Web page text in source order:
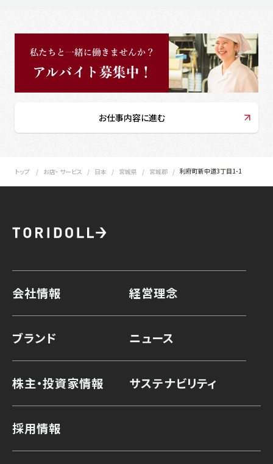
お仕事内容に進む
トップ お店・ サービス 日本 宮城県 宮城郡 利府町新中道3丁目1-1
会社情報 経営理念
ブランド ニュース
株主・投資家情報 サステナビリティ
採用情報